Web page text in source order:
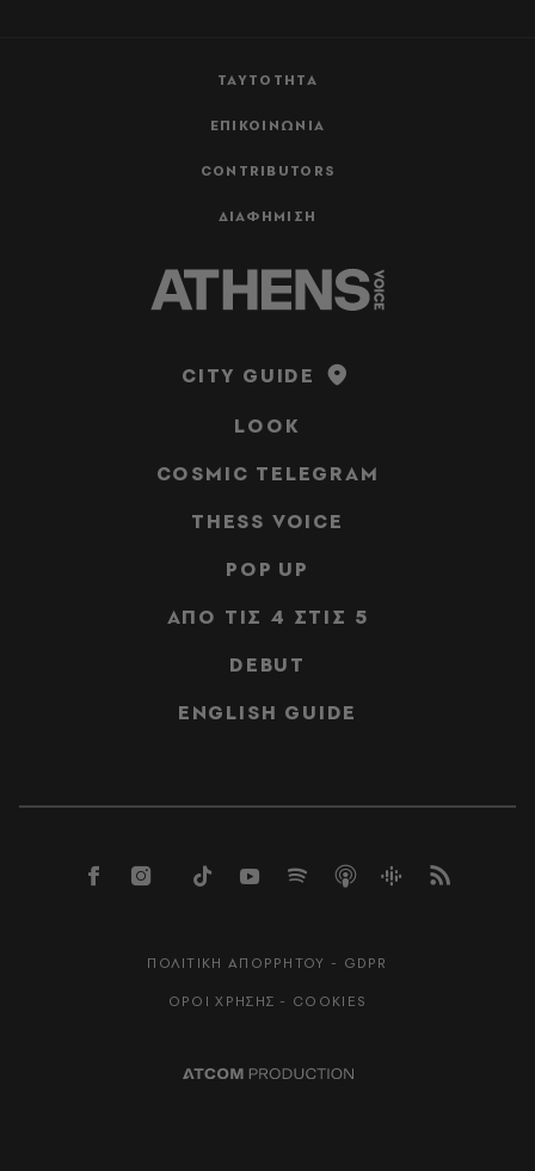
ΤΑΥΤΟΤΗΤΑ
ΕΠΙΚΟΙΝΩΝΙΑ
CONTRIBUTORS
ΔΙΑΦΗΜΙΣΗ
CITY GUIDE
LOOK
COSMIC TELEGRAM
THESS VOICE
POP UP
ΑΠΟ ΤΙΣ 4 ΣΤΙΣ 5
DEBUT
ENGLISH GUIDE
ΠΟΛΙΤΙΚΗ ΑΠΟΡΡΗΤΟΥ - GDPR
ΟΡΟΙ ΧΡΗΣΗΣ - COOKIES